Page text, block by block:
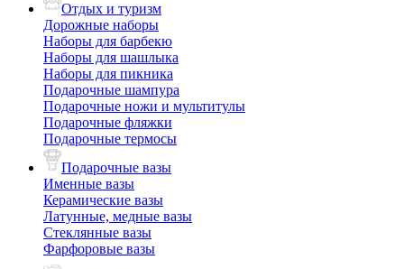
Отдых и туризм
Дорожные наборы
Наборы для барбекю
Наборы для шашлыка
Наборы для пикника
Подарочные шампура
Подарочные ножи и мультитулы
Подарочные фляжки
Подарочные термосы
Подарочные вазы
Именные вазы
Керамические вазы
Латунные, медные вазы
Стеклянные вазы
Фарфоровые вазы